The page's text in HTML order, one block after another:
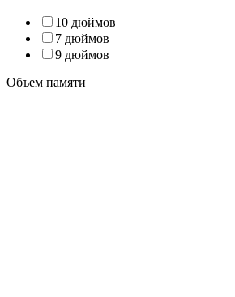
10 дюймов
7 дюймов
9 дюймов
Объем памяти